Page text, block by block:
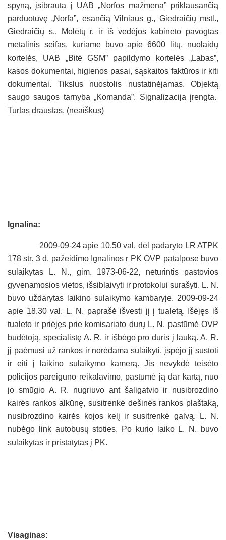
spyną, įsibrauta į UAB „Norfos mažmena” priklausančią
parduotuvę „Norfa”, esančią Vilniaus g., Giedraičių mstl.,
Giedraičių s., Molėtų r. ir iš vedėjos kabineto pavogtas
metalinis seifas, kuriame buvo apie 6600 litų, nuolaidų
kortelės, UAB „Bitė GSM” papildymo kortelės „Labas”,
kasos dokumentai, higienos pasai, sąskaitos faktūros ir kiti
dokumentai. Tikslus nuostolis nustatinėjamas. Objektą
saugo saugos tarnyba „Komanda”. Signalizacija įrengta.
Turtas draustas. (neaiškus)
Ignalina:
2009-09-24 apie 10.50 val. dėl padaryto LR ATPK
178 str. 3 d. pažeidimo Ignalinos r PK OVP patalpose buvo
sulaikytas L. N., gim. 1973-06-22, neturintis pastovios
gyvenamosios vietos, išsiblaivyti ir protokolui surašyti. L. N.
buvo uždarytas laikino sulaikymo kambaryje. 2009-09-24
apie 18.30 val. L. N. paprašė išvesti jį į tualetą. Išėjęs iš
tualeto ir priėjęs prie komisariato durų L. N. pastūmė OVP
budėtoją, specialistę A. R. ir išbėgo pro duris į lauką. A. R.
jį paėmusi už rankos ir norėdama sulaikyti, įspėjo jį sustoti
ir eiti į laikino sulaikymo kamerą. Jis nevykdė teisėto
policijos pareigūno reikalavimo, pastūmė ją dar kartą, nuo
jo smūgio A. R. nugriuvo ant šaligatvio ir nusibrozdino
kairės rankos alkūnę, susitrenkė dešinės rankos plaštaką,
nusibrozdino kairės kojos kelį ir susitrenkė galvą. L. N.
nubėgo link autobusų stoties. Po kurio laiko L. N. buvo
sulaikytas ir pristatytas į PK.
Visaginas: